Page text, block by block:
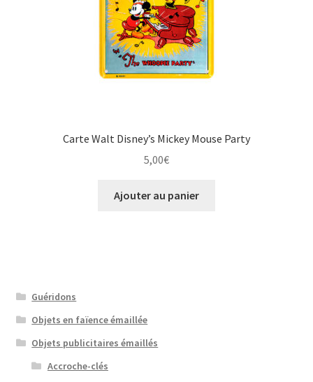
Carte Walt Disney’s Mickey Mouse Party
5,00€
Ajouter au panier
Guéridons
Objets en faïence émaillée
Objets publicitaires émaillés
Accroche-clés